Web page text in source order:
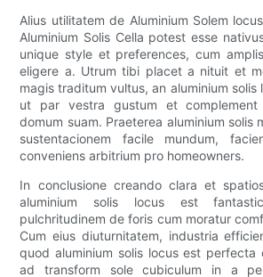
Alius utilitatem de Aluminium Solem
Aluminium Solis Cella potest esse
unique style et preferences, cum
eligere a. Utrum tibi placet a nituit et
magis traditum vultus, an aluminium
ut par vestra gustum et
domum suam. Praeterea aluminium solis
sustentacionem facile mundum,
conveniens arbitrium pro homeowners.
In conclusione creando clara et
aluminium solis locus est
pulchritudinem de foris cum moratur
Cum eius diuturnitatem, industria
quod aluminium solis locus est perfecta
ad transform sole cubiculum in a